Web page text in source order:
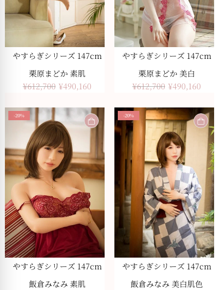
やすらぎシリーズ 147cm
栗原まどか 素肌
¥612,700 ¥490,160
やすらぎシリーズ 147cm
栗原まどか 美白
¥612,700 ¥490,160
-20%
やすらぎシリーズ 147cm
飯倉みなみ 素肌
-20%
やすらぎシリーズ 147cm
飯倉みなみ 美白肌色